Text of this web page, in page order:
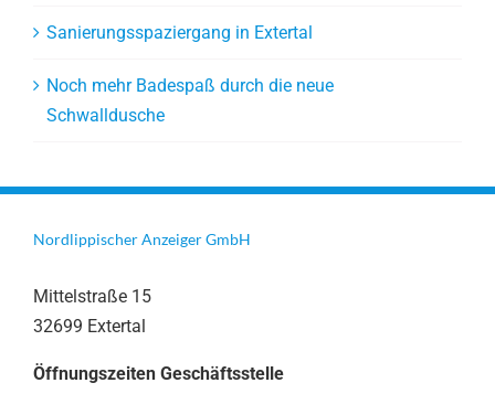
Sanierungsspaziergang in Extertal
Noch mehr Badespaß durch die neue
Schwalldusche
Nordlippischer Anzeiger GmbH
Mittelstraße 15
32699 Extertal
Öffnungszeiten Geschäftsstelle